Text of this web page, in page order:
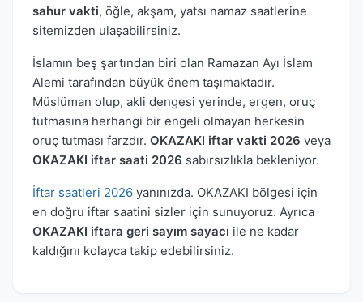
sahur vakti, öğle, akşam, yatsı namaz saatlerine
sitemizden ulaşabilirsiniz.
İslamın beş şartından biri olan Ramazan Ayı İslam
Alemi tarafından büyük önem taşımaktadır.
Müslüman olup, akli dengesi yerinde, ergen, oruç
tutmasına herhangi bir engeli olmayan herkesin
oruç tutması farzdır. OKAZAKI iftar vakti 2026 veya
OKAZAKI iftar saati 2026 sabırsızlıkla bekleniyor.
İftar saatleri 2026 yanınızda. OKAZAKI bölgesi için
en doğru iftar saatini sizler için sunuyoruz. Ayrıca
OKAZAKI iftara geri sayım sayacı ile ne kadar
kaldığını kolayca takip edebilirsiniz.